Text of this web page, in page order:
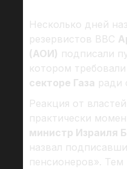
Несколько дней
резервистов ВВС
(АОИ) подписали
котором
секторе Газа ради
Реакция от
практически
министр Израиля
назвал
пенсионеров».